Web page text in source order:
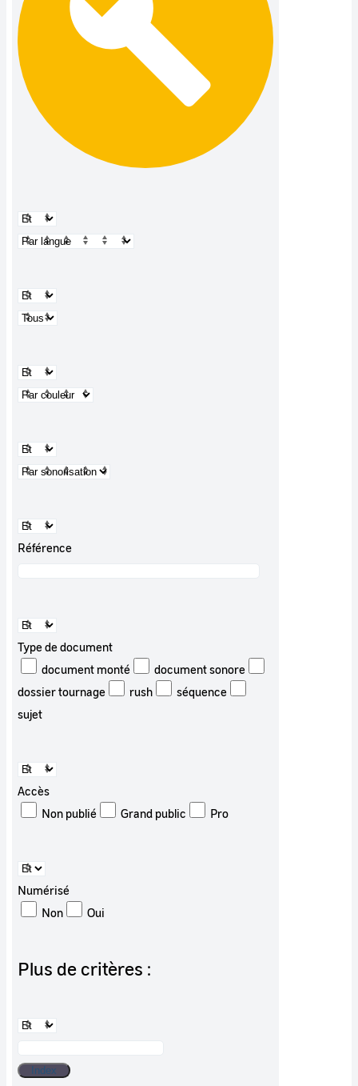
Référence
Type de document
document monté
document sonore
dossier tournage
rush
séquence
sujet
Accès
Non publié
Grand public Pro
Numérisé
Non
Oui
Plus de critères :